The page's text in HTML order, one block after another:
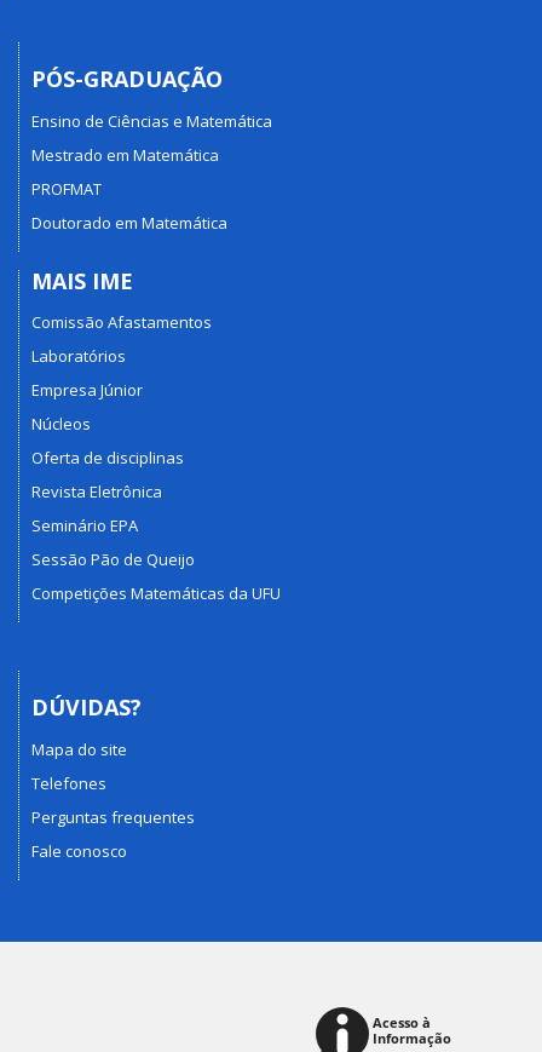
PÓS-GRADUAÇÃO
Ensino de Ciências e Matemática
Mestrado em Matemática
PROFMAT
Doutorado em Matemática
MAIS IME
Comissão Afastamentos
Laboratórios
Empresa Júnior
Núcleos
Oferta de disciplinas
Revista Eletrônica
Seminário EPA
Sessão Pão de Queijo
Competições Matemáticas da UFU
DÚVIDAS?
Mapa do site
Telefones
Perguntas frequentes
Fale conosco